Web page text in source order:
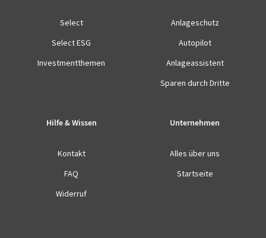
Select
Select ESG
Investmentthemen
Anlageschutz
Autopilot
Anlageassistent
Sparen durch Dritte
Hilfe & Wissen
Kontakt
FAQ
Widerruf
Unternehmen
Alles über uns
Startseite